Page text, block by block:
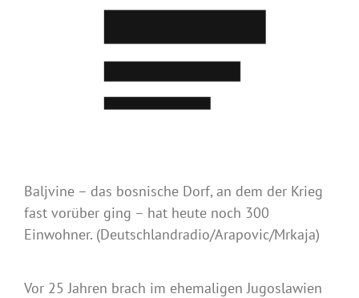
Baljvine – das bosnische Dorf, an dem der Krieg
fast vorüber ging – hat heute noch 300
Einwohner. (Deutschlandradio/Arapovic/Mrkaja)
Vor 25 Jahren brach im ehemaligen Jugoslawien